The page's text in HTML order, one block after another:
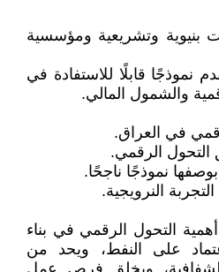
بنيوية وتشريعية ومؤسسية
نموذجًا قابلًا للاستفادة في
والشمول المالي.
في العراق.
التحول الرقمي.
نموذجًا ناجحًا.
النرويجية.
التحول الرقمي في بناء
على النفط، ويحد من